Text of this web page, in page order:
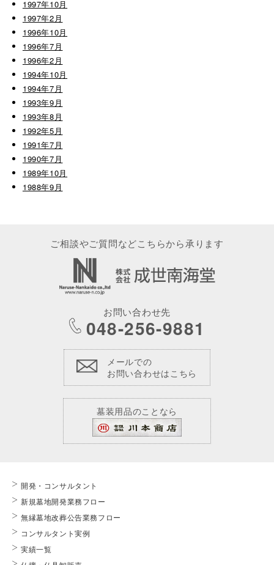
1997年10月
1997年2月
1996年10月
1996年7月
1996年2月
1994年10月
1994年7月
1993年9月
1993年8月
1992年5月
1991年7月
1990年7月
1989年10月
1988年9月
ご相談やご質問などこちらから承ります
お問い合わせ先
048-256-9881
メールでの
お問い合わせはこちら
墓装用品のことなら
開発・コンサルタント
新規墓地開発業務フロー
無縁墓地改葬公告業務フロー
コンサルタント実例
実績一覧